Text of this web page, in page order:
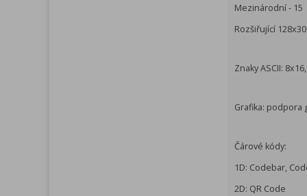
Mezinárodní - 15
Rozšiřující
Znaky ASCII:
Grafika: podpora
Čárové kódy:
1D: Codebar,
2D: QR Code